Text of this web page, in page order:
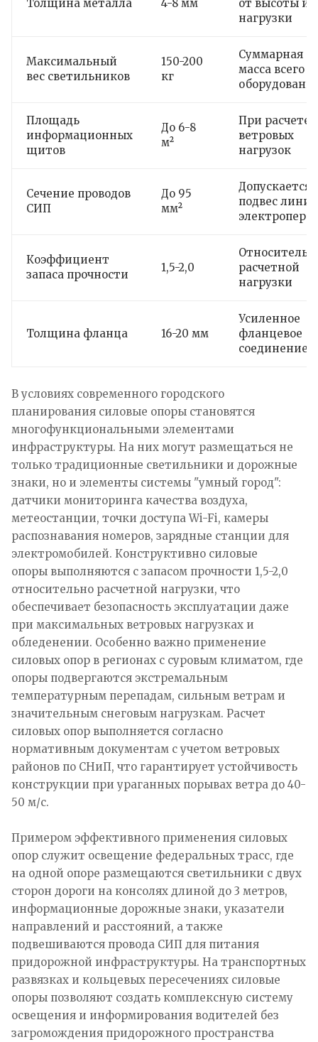
Толщина металла 4-8 мм
от высоты и
нагрузки
Максимальный
вес светильников
150-200
кг
Суммарная
масса всего
Площадь
информационных
щитов
До 6-8
м²
При расчете
ветровых
нагрузок
Сечение проводов
СИП
До 95
мм²
Допускается
подвес линий
Коэффициент
запаса прочности
1,5-2,0
расчетной
нагрузки
Толщина фланца 16-20 мм
Усиленное
фланцевое
соединение
В условиях современного городского
планирования силовые опоры становятся
многофункциональными элементами
инфраструктуры. На них могут размещаться не
только традиционные светильники и дорожные
знаки, но и элементы системы "умный город":
датчики мониторинга качества воздуха,
метеостанции, точки доступа Wi-Fi, камеры
распознавания номеров, зарядные станции для
электромобилей. Конструктивно силовые
опоры выполняются с запасом прочности 1,5-2,0
относительно расчетной нагрузки, что
обеспечивает безопасность эксплуатации даже
при максимальных ветровых нагрузках и
обледенении. Особенно важно применение
силовых опор в регионах с суровым климатом, где
опоры подвергаются экстремальным
температурным перепадам, сильным ветрам и
значительным снеговым нагрузкам. Расчет
силовых опор выполняется согласно
нормативным документам с учетом ветровых
районов по СНиП, что гарантирует устойчивость
конструкции при ураганных порывах ветра до 40-
50 м/с.​
Примером эффективного применения силовых
опор служит освещение федеральных трасс, где
на одной опоре размещаются светильники с двух
сторон дороги на консолях длиной до 3 метров,
информационные дорожные знаки, указатели
направлений и расстояний, а также
подвешиваются провода СИП для питания
придорожной инфраструктуры. На транспортных
развязках и кольцевых пересечениях силовые
опоры позволяют создать комплексную систему
освещения и информирования водителей без
загромождения придорожного пространства